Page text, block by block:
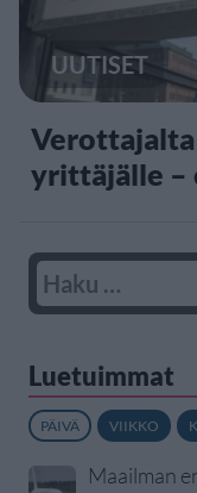
UUTISET
yrittäjälle –
Luetuimmat
PÄIVÄ VIIKKO
Maailman